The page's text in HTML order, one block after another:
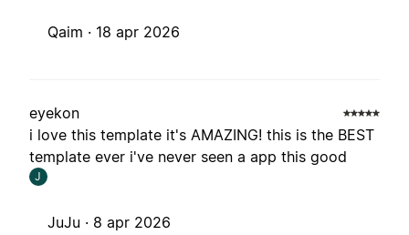
Qaim · 18 apr 2026
eyekon
i love this template it's AMAZING! this is the BEST
template ever i've never seen a app this good
J
JuJu · 8 apr 2026